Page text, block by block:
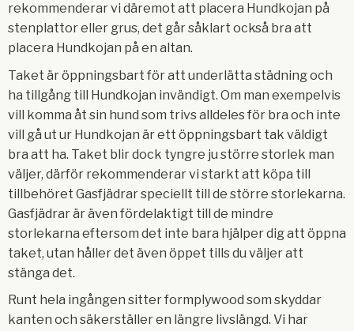
rekommenderar vi däremot att placera Hundkojan på
stenplattor eller grus, det går såklart också bra att
placera Hundkojan på en altan.
Taket är öppningsbart för att underlätta städning och
ha tillgång till Hundkojan invändigt. Om man exempelvis
vill komma åt sin hund som trivs alldeles för bra och inte
vill gå ut ur Hundkojan är ett öppningsbart tak väldigt
bra att ha. Taket blir dock tyngre ju större storlek man
väljer, därför rekommenderar vi starkt att köpa till
tillbehöret Gasfjädrar speciellt till de större storlekarna.
Gasfjädrar är även fördelaktigt till de mindre
storlekarna eftersom det inte bara hjälper dig att öppna
taket, utan håller det även öppet tills du väljer att
stänga det.
Runt hela ingången sitter formplywood som skyddar
kanten och säkerställer en längre livslängd. Vi har